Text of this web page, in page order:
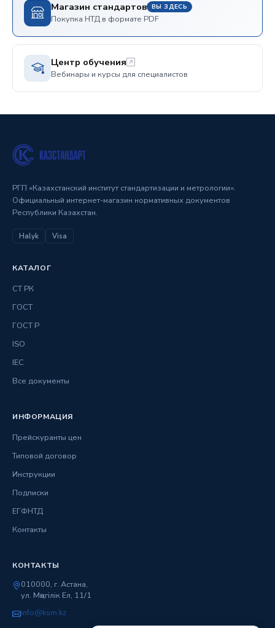
Магазин стандартов ВЫ ЗДЕСЬ
Покупка НТД в формате PDF
Центр обучения
Вебинары и курсы для специалистов
РГП «Казахстанский институт стандартизации и метрологии».
Официальный интернет-магазин нормативных документов
Республики Казахстан.
Halyk Visa
КАТАЛОГ
СТ РК
ГОСТ
ГОСТ Р
ISO
IEC
Все документы
ИНФОРМАЦИЯ
Прейскуранты цен
Типовой договор
Инструкции
Подписки
ЕГФНТД
Контакты
КОНТАКТЫ
010000, г. Астана,
ул. Мәңгілік Ел, 11/1
info@ksm.kz